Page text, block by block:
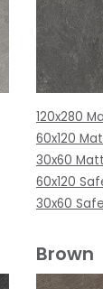
120x280
60x120
30x60 Matt
60x120
30x60 Safe
Brown